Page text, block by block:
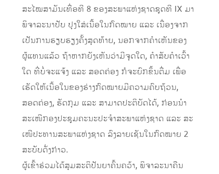
ສະໄໝສາມັນເທື່ອທີ 8 ຂອງສະພາແຫ່ງຊາດຊຸດທີ IX ມາ
ພິຈາລະນາປັບ ປຸງໃສ່ເນື້ອໃນກົດໝາຍ ແລະ ເນື່ອງຈາກ
ເປັນການຮຽບຮຽງຄັ້ງສຸດທ້າຍ, ນອກຈາກຄຳເຫັນຂອງ
ຜູ້ແທນແລ້ວ ຖ້າຫາກຍັງເຫັນວ່າມີຈຸດໃດ, ຄຳສັບຄຳເວົ້າ
ໃດ ທີ່ບໍ່ຈະແຈ້ງ ແລະ ສອດຄ່ອງ ກໍຈະຍົກຂຶ້ນຕື່ມ ເພື່ອ
ເຮັດໃຫ້ເນື້ອໃນຂອງຮ່າງກົດໝາຍມີຄວາມຄົບຖ້ວນ,
ສອດຄ່ອງ, ຮັດກຸມ ແລະ ສາມາດປະຕິບັດໄດ້, ກ່ອນນຳ
ສະເໜີກອງປະຊຸມຄະນະປະຈໍາສະພາແຫ່ງຊາດ ແລະ ສະ
ເໜີປະທານສະພາແຫ່ງຊາດ ລົງລາຍເຊັນໃນກົດໝາຍ 2
ສະບັບດັ່ງກ່າວ.
ຜູ້ເຂົ້າຮ່ວມໄດ້ສຸມສະຕິປັນຍາຄົ້ນຄວ້າ, ພິຈາລະນາຄືນ